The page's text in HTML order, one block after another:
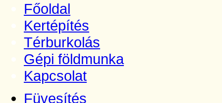
Főoldal
Kertépítés
Térburkolás
Gépi földmunka
Kapcsolat
Füvesítés